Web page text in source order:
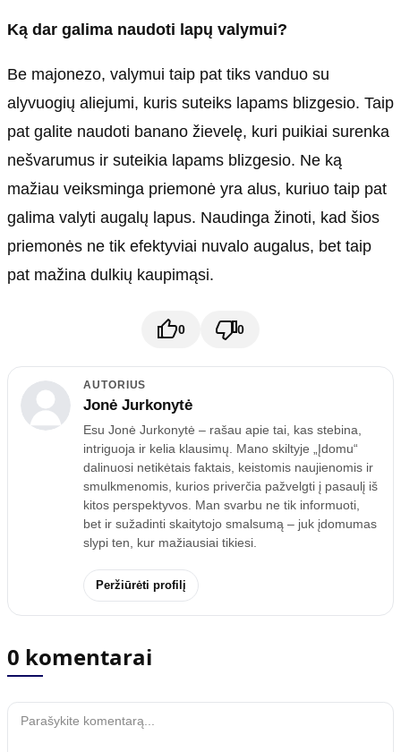
Ką dar galima naudoti lapų valymui?
Be majonezo, valymui taip pat tiks vanduo su
alyvuogių aliejumi, kuris suteiks lapams blizgesio. Taip
pat galite naudoti banano žievelę, kuri puikiai surenka
nešvarumus ir suteikia lapams blizgesio. Ne ką
mažiau veiksminga priemonė yra alus, kuriuo taip pat
galima valyti augalų lapus. Naudinga žinoti, kad šios
priemonės ne tik efektyviai nuvalo augalus, bet taip
pat mažina dulkių kaupimąsi.
0 0
AUTORIUS
Jonė Jurkonytė
Esu Jonė Jurkonytė – rašau apie tai, kas stebina,
intriguoja ir kelia klausimų. Mano skiltyje „Įdomu“
dalinuosi netikėtais faktais, keistomis naujienomis ir
smulkmenomis, kurios priverčia pažvelgti į pasaulį iš
kitos perspektyvos. Man svarbu ne tik informuoti,
bet ir sužadinti skaitytojo smalsumą – juk įdomumas
slypi ten, kur mažiausiai tikiesi.
Peržiūrėti profilį
0 komentarai